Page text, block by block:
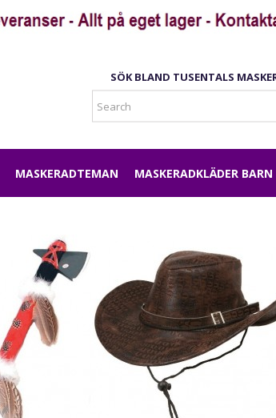
SÖK BLAND TUSENTALS
MASKERADTEMAN MASKERADKLÄDER BARN